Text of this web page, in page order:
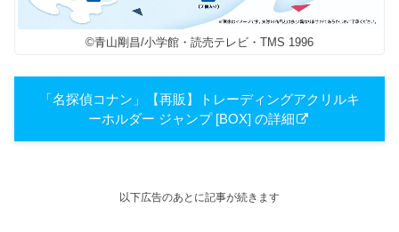
©青山剛昌/小学館・読売テレビ・TMS 1996
「名探偵コナン」【再販】トレーディングアクリルキ
ーホルダー ジャンプ [BOX] の詳細
以下広告のあとに記事が続きます